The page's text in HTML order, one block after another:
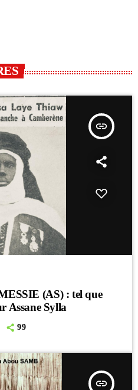
insert_link
(AS) : tel que
Assane Sylla
99
insert_link